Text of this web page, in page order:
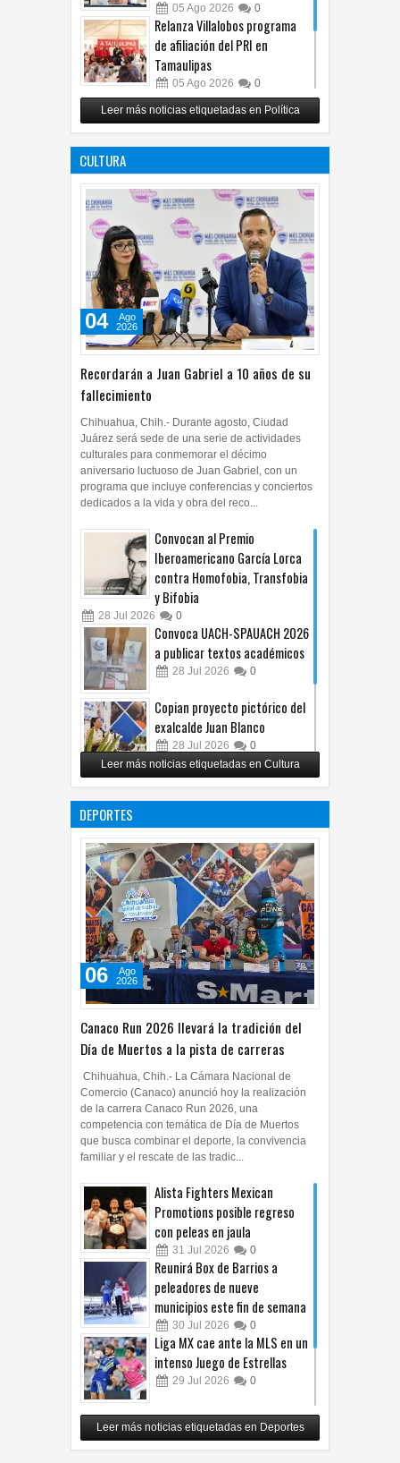
05 Ago 2026 0
Relanza Villalobos programa
de afiliación del PRI en
Tamaulipas
05 Ago 2026 0
Toma Lozoya liderazgo de MC
en Chihuahua y plantea
Leer más noticias etiquetadas en Política
CULTURA
Recordarán a Juan Gabriel a 10 años de su
fallecimiento
04
Ago
2026
Chihuahua, Chih.- Durante agosto, Ciudad
Juárez será sede de una serie de actividades
culturales para conmemorar el décimo
aniversario luctuoso de Juan Gabriel, con un
programa que incluye conferencias y conciertos
dedicados a la vida y obra del reco...
Convocan al Premio
Iberoamericano García Lorca
contra Homofobia, Transfobia
y Bifobia
28 Jul 2026 0
Convoca UACH-SPAUACH 2026
a publicar textos académicos
28 Jul 2026 0
Copian proyecto pictórico del
exalcalde Juan Blanco
28 Jul 2026 0
Impulsa UPCH creatividad y
lectura con taller de mini
27 Jul 2026 0
Leer más noticias etiquetadas en Cultura
DEPORTES
Canaco Run 2026 llevará la tradición del
Día de Muertos a la pista de carreras
06
Ago
2026
Chihuahua, Chih.- La Cámara Nacional de
Comercio (Canaco) anunció hoy la realización
de la carrera Canaco Run 2026, una
competencia con temática de Día de Muertos
que busca combinar el deporte, la convivencia
familiar y el rescate de las tradic...
Alista Fighters Mexican
Promotions posible regreso
con peleas en jaula
31 Jul 2026 0
Reunirá Box de Barrios a
peleadores de nueve
municipios este fin de semana
30 Jul 2026 0
Liga MX cae ante la MLS en un
intenso Juego de Estrellas
29 Jul 2026 0
México vence 2-0 a Costa Rica
y avanza a cuartos del
Premundial Sub-20
Leer más noticias etiquetadas en Deportes